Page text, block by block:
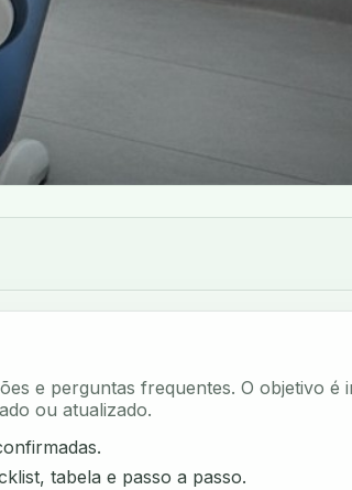
e perguntas frequentes. O objetivo é
ou atualizado.
tabela e passo a passo.